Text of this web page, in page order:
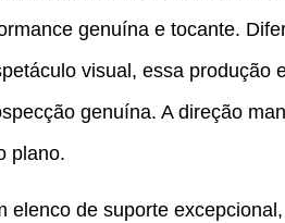
genuína e tocante.
visual, essa produção
genuína. A direção
plano.
elenco de suporte